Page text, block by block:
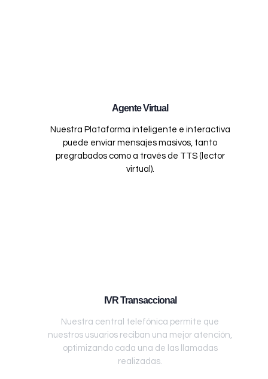
Agente Virtual
Nuestra Plataforma inteligente e interactiva
puede enviar mensajes masivos, tanto
pregrabados como a través de TTS (lector
virtual).
IVR Transaccional
Nuestra central telefónica permite que
nuestros usuarios reciban una mejor atención,
optimizando cada una de las llamadas
realizadas.